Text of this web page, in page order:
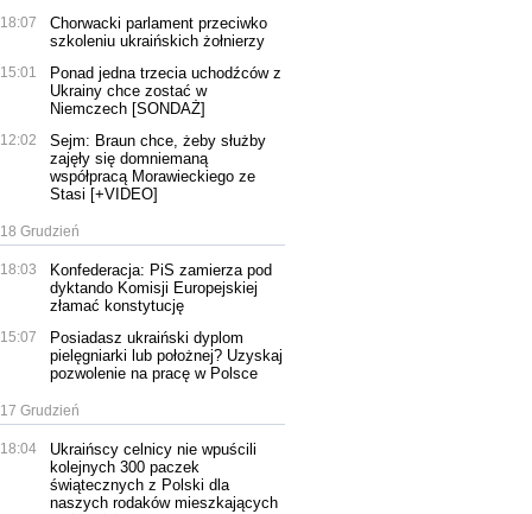
18:07
Chorwacki parlament przeciwko
szkoleniu ukraińskich żołnierzy
15:01
Ponad jedna trzecia uchodźców z
Ukrainy chce zostać w
Niemczech [SONDAŻ]
12:02
Sejm: Braun chce, żeby służby
zajęły się domniemaną
współpracą Morawieckiego ze
Stasi [+VIDEO]
18 Grudzień
18:03
Konfederacja: PiS zamierza pod
dyktando Komisji Europejskiej
złamać konstytucję
15:07
Posiadasz ukraiński dyplom
pielęgniarki lub położnej? Uzyskaj
pozwolenie na pracę w Polsce
17 Grudzień
18:04
Ukraińscy celnicy nie wpuścili
kolejnych 300 paczek
świątecznych z Polski dla
naszych rodaków mieszkających